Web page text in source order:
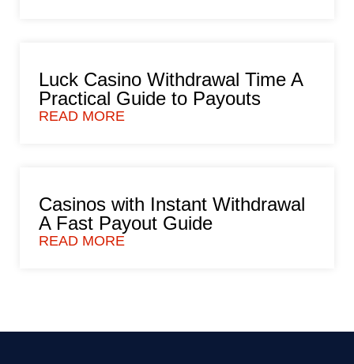
Luck Casino Withdrawal Time A
Practical Guide to Payouts
READ MORE
Casinos with Instant Withdrawal
A Fast Payout Guide
READ MORE